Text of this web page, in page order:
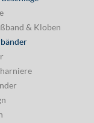
& Kloben